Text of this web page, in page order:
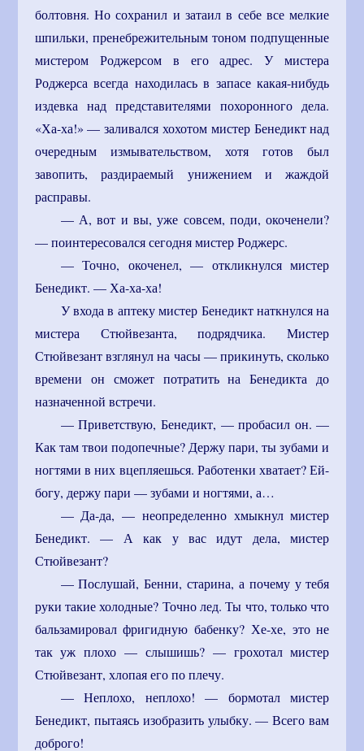
болтовня. Но сохранил и затаил в себе все мелкие
шпильки, пренебрежительным тоном подпущенные
мистером Роджерсом в его адрес. У мистера
Роджерса всегда находилась в запасе какая-нибудь
издевка над представителями похоронного дела.
«Ха-ха!» — заливался хохотом мистер Бенедикт над
очередным измывательством, хотя готов был
завопить, раздираемый унижением и жаждой
расправы.
— А, вот и вы, уже совсем, поди, окоченели?
— поинтересовался сегодня мистер Роджерс.
— Точно, окоченел, — откликнулся мистер
Бенедикт. — Ха-ха-ха!
У входа в аптеку мистер Бенедикт наткнулся на
мистера Стюйвезанта, подрядчика. Мистер
Стюйвезант взглянул на часы — прикинуть, сколько
времени он сможет потратить на Бенедикта до
назначенной встречи.
— Приветствую, Бенедикт, — пробасил он. —
Как там твои подопечные? Держу пари, ты зубами и
ногтями в них вцепляешься. Работенки хватает? Ей-
богу, держу пари — зубами и ногтями, а…
— Да-да, — неопределенно хмыкнул мистер
Бенедикт. — А как у вас идут дела, мистер
Стюйвезант?
— Послушай, Бенни, старина, а почему у тебя
руки такие холодные? Точно лед. Ты что, только что
бальзамировал фригидную бабенку? Хе-хе, это не
так уж плохо — слышишь? — грохотал мистер
Стюйвезант, хлопая его по плечу.
— Неплохо, неплохо! — бормотал мистер
Бенедикт, пытаясь изобразить улыбку. — Всего вам
доброго!